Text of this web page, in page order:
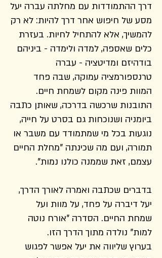
דרך ההתמודדות עם מחלתה עברה יעל
מסע של חיפוש אחר דרך להיות: לא רק
להמשיך, אלא להתחיל לחיות. בעזרת
כלים שאספה, למדה ולימדה - ביניהם
בודהיזם ומדיטציה - עברה
טרנספורמציה עמוקה, שבה פחד
המוות פינה מקום לשמחת חיים.
התובנות שרכשה בדרכה, שאותן כתבה
ביומניה ושנוכחות גם בסרט על חייה,
נוגעות בכל מי שמתמודד עם משבר או
תמורה, ועם מה שכינתה "מחלת החיים
עצמם, זאת שממנה כולנו נמות".
בדברים שכתבה ואמרה לאורך הדרך,
יעל דיברה על פחד, על מוות ועל
שמחת החיים. הסדרה "אורח נוטה
למות" נולדה מתוך הדרך הזו.
בערוץ שליווה את יעל אפשר לפגוש